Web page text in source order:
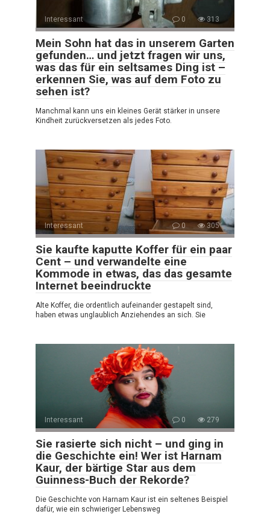
Interessant 0 313
Mein Sohn hat das in unserem Garten
gefunden… und jetzt fragen wir uns,
was das für ein seltsames Ding ist –
erkennen Sie, was auf dem Foto zu
sehen ist?
Manchmal kann uns ein kleines Gerät stärker in unsere
Kindheit zurückversetzen als jedes Foto.
Interessant 0 305
Sie kaufte kaputte Koffer für ein paar
Cent – und verwandelte eine
Kommode in etwas, das das gesamte
Internet beeindruckte
Alte Koffer, die ordentlich aufeinander gestapelt sind,
haben etwas unglaublich Anziehendes an sich. Sie
Interessant 0 279
Sie rasierte sich nicht – und ging in
die Geschichte ein! Wer ist Harnam
Kaur, der bärtige Star aus dem
Guinness-Buch der Rekorde?
Die Geschichte von Harnam Kaur ist ein seltenes Beispiel
dafür, wie ein schwieriger Lebensweg